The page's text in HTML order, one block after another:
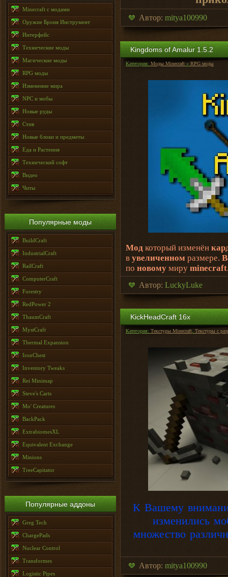
Minecraft с модами
Оружие Броня Инструмент
Интерфейс
Технические моды
Магические моды
RPG моды
Изменение мира
NPC и мобы
Новые руды
Стив
Новые блоки и предметы
Еда и Растения
Технический софт
Видео
Читы
Популярные моды
BuildCraft
IndustrialCraft
RailCraft
ComputerCraft
Forestry
RedPower 2
ThaumCraft
MystCraft
Thermal Expansion
IronChest
Inventory Tweaks
Rei Minimap
Steve's Carts
Mo' Creatures
BackPack
ExtrabiomesXL
Equivalent Exchange
Minions
TreeCapitator
Популярные аддоны
Greg Tech
ChargePads
Nuclear Control
Transformes
Logistic Pipes
Автор: mitya100990
Kingdoms of Amalur 1.5.2
Категория: Моды Minecraft » RPG моды
Мод который изменён
в увеличенном размере.
по новому миру minecraft
Автор: LuckyLuke
KickHeadCraft 16х
Категория: Текстуры Minecraft Текстуры с
К Вашему
изменились
множество
Автор: mitya100990